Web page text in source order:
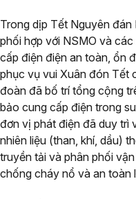
Trong dịp Tết Nguyên
phối hợp với NSMO và
cấp điện điện an toàn, ổn
phục vụ vui Xuân đón Tết
đoàn đã bố trí tổng cộng
bảo cung cấp điện trong
đơn vị phát điện đã duy trì
nhiên liệu (than, khí, dầu)
truyền tải và phân phối
chống cháy nổ và an toàn